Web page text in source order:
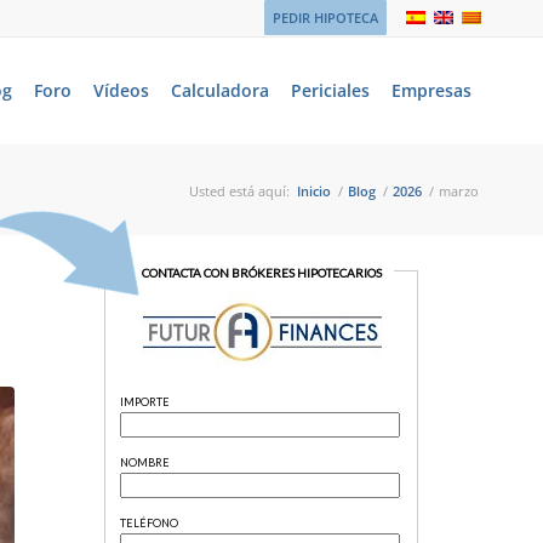
PEDIR HIPOTECA
Foro Vídeos Calculadora Periciales Empresas
Usted está aquí: Inicio / Blog / 2026 / marzo